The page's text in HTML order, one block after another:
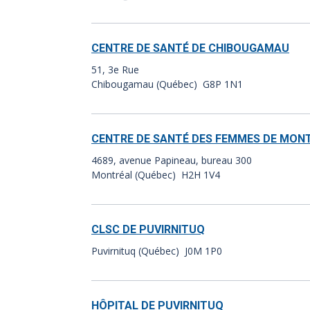
CENTRE DE SANTÉ DE CHIBOUGAMAU
51, 3e Rue
Chibougamau (Québec) G8P 1N1
CENTRE DE SANTÉ DES FEMMES DE
4689, avenue Papineau, bureau 300
Montréal (Québec) H2H 1V4
CLSC DE PUVIRNITUQ
Puvirnituq (Québec) J0M 1P0
HÔPITAL DE PUVIRNITUQ